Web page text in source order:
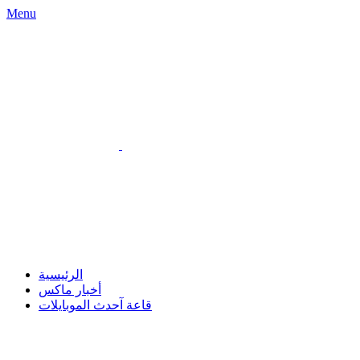
Menu
الرئيسية
أخبار ماكس
قاعة آحدث الموبايلات